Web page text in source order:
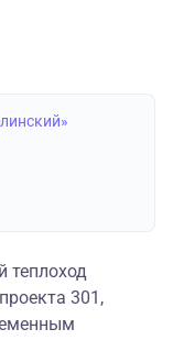
теплоход
301,